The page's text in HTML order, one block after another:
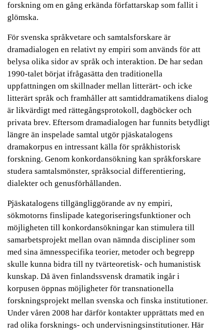
forskning om en gång erkända författarskap som fallit i
glömska.
För svenska språkvetare och samtalsforskare är
dramadialogen en relativt ny empiri som används för att
belysa olika sidor av språk och interaktion. De har sedan
1990-talet börjat ifrågasätta den traditionella
uppfattningen om skillnader mellan litterärt- och icke
litterärt språk och framhåller att samtiddramatikens dialog
är likvärdigt med rättegångsprotokoll, dagböcker och
privata brev. Eftersom dramadialogen har funnits betydligt
längre än inspelade samtal utgör pjäskatalogens
dramakorpus en intressant källa för språkhistorisk
forskning. Genom konkordansökning kan språkforskare
studera samtalsmönster, språksocial differentiering,
dialekter och genusförhållanden.
Pjäskatalogens tillgängliggörande av ny empiri,
sökmotorns finslipade kategoriseringsfunktioner och
möjligheten till konkordansökningar kan stimulera till
samarbetsprojekt mellan ovan nämnda discipliner som
med sina ämnesspecifika teorier, metoder och begrepp
skulle kunna bidra till ny tvärteoretisk- och humanistisk
kunskap. Då även finlandssvensk dramatik ingår i
korpusen öppnas möjligheter för transnationella
forskningsprojekt mellan svenska och finska institutioner.
Under våren 2008 har därför kontakter upprättats med en
rad olika forsknings- och undervisningsinstitutioner. Här